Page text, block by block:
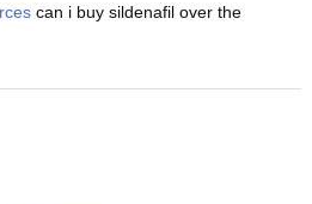
can i buy sildenafil over the